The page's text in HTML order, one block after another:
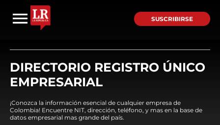
SUSCRIBIRSE
DIRECTORIO REGISTRO ÚNICO
EMPRESARIAL
¡Conozca la información esencial de cualquier empresa de
Colombia! Encuentre NIT, dirección, teléfono, y mas en la base de
datos empresarial mas grande del país.